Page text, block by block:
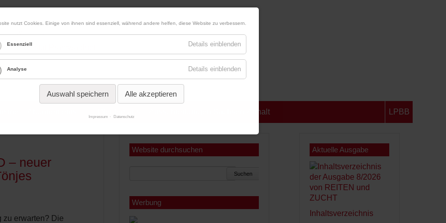
Werbung
Ausschreibungen Sachsen-Anhalt LPBB
– neuer
zu erwarten? Die
Website durchsuchen
Suchen
Werbung
Aktuelle Ausgabe
Inhaltsverzeichnis
nutzt Cookies. Einige von ihnen sind essenziell, während andere helfen, diese Website zu verbessern.
Essenziell Details einblenden
Analyse Details einblenden
Auswahl speichern Alle akzeptieren
Impressum Datenschutz